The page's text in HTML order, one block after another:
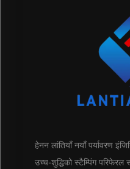
हेनन लांतियाँ नयाँ पर्यावरण
उच्च-शुद्धिको स्टैम्पिंग